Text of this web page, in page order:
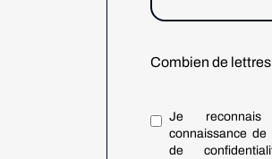
Combien de
Je
connaissance de
de